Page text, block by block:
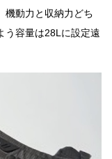
機動力と収納力どち
う容量は28Lに設定遠